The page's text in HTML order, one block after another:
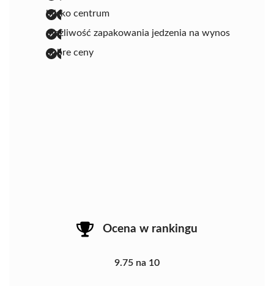
blisko centrum
możliwość zapakowania jedzenia na wynos
dobre ceny
Ocena w rankingu
9.75 na 10